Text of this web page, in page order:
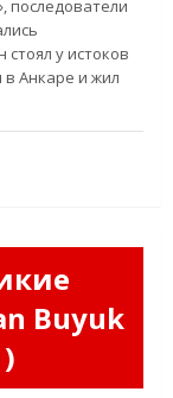
последователи
у истоков
в Анкаре и жил
Buyuk